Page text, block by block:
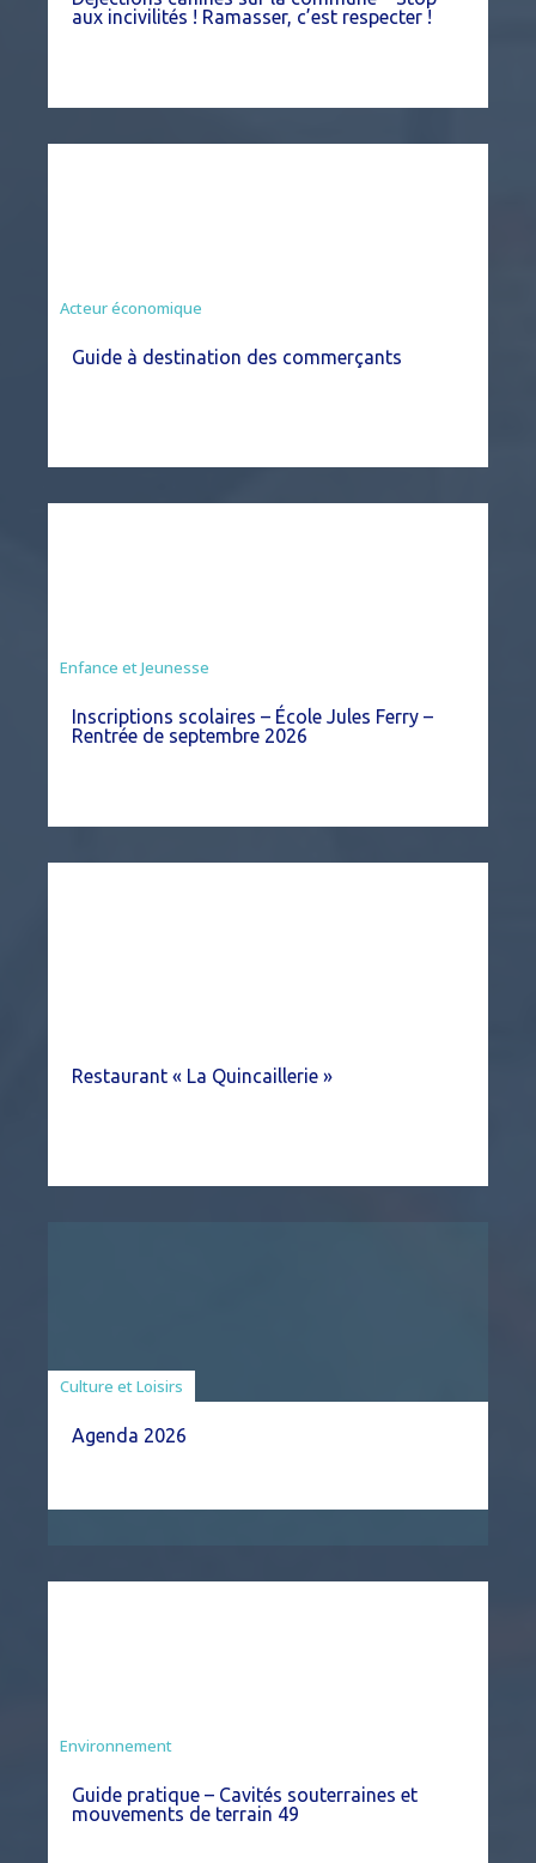
aux incivilités ! Ramasser, c’est respecter !
Acteur économique
Guide à destination des commerçants
Enfance et Jeunesse
Inscriptions scolaires – École Jules Ferry –
Rentrée de septembre 2026
Restaurant « La Quincaillerie »
Associations
Culture et Loisirs
Agenda 2026
Environnement
Guide pratique – Cavités souterraines et
mouvements de terrain 49